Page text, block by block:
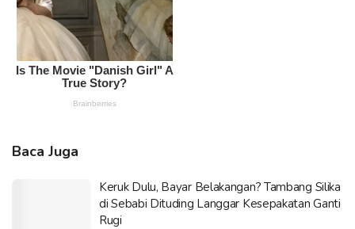
Baca Juga
Keruk Dulu, Bayar Belakangan? Tambang Silika
di Sebabi Dituding Langgar Kesepakatan Ganti
Rugi